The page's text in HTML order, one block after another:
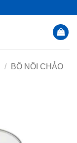
/ BỘ NỒI CHẢO